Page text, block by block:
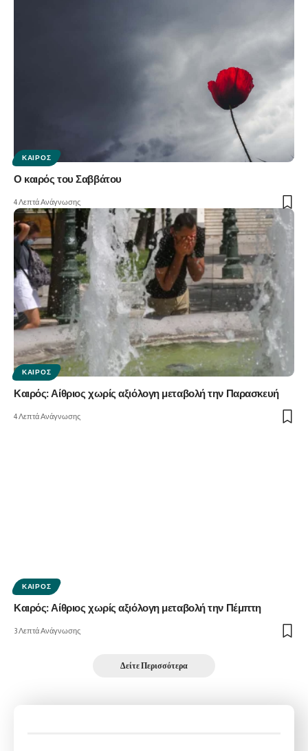
ΚΑΙΡΌΣ
Ο καιρός του Σαββάτου
4 Λεπτά Ανάγνωσης
ΚΑΙΡΌΣ
Καιρός: Αίθριος χωρίς αξιόλογη μεταβολή την Παρασκευή
4 Λεπτά Ανάγνωσης
ΚΑΙΡΌΣ
Καιρός: Αίθριος χωρίς αξιόλογη μεταβολή την Πέμπτη
3 Λεπτά Ανάγνωσης
Δείτε Περισσότερα